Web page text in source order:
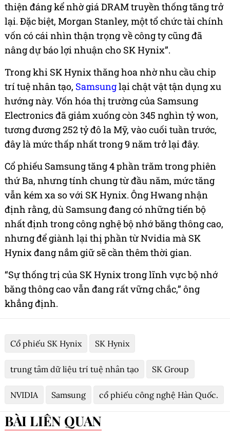
thiện đáng kể nhờ giá DRAM truyền thống tăng trở
lại. Đặc biệt, Morgan Stanley, một tổ chức tài chính
vốn có cái nhìn thận trọng về công ty cũng đã
nâng dự báo lợi nhuận cho SK Hynix”.
Trong khi SK Hynix thăng hoa nhờ nhu cầu chip
trí tuệ nhân tạo, Samsunglại chật vật tận dụng xu
hướng này. Vốn hóa thị trường của Samsung
Electronics đã giảm xuống còn 345 nghìn tỷ won,
tương đương 252 tỷ đô la Mỹ, vào cuối tuần trước,
đây là mức thấp nhất trong 9 năm trở lại đây.
Cổ phiếu Samsung tăng 4 phần trăm trong phiên
thứ Ba, nhưng tính chung từ đầu năm, mức tăng
vẫn kém xa so với SK Hynix. Ông Hwang nhận
định rằng, dù Samsung đang có những tiến bộ
nhất định trong công nghệ bộ nhớ băng thông cao,
nhưng để giành lại thị phần từ Nvidia mà SK
Hynix đang nắm giữ sẽ cần thêm thời gian.
“Sự thống trị của SK Hynix trong lĩnh vực bộ nhớ
băng thông cao vẫn đang rất vững chắc,” ông
khẳng định.
Cổ phiếu SK Hynix SK Hynix
trung tâm dữ liệu trí tuệ nhân tạo SK Group
NVIDIA Samsung cổ phiếu công nghệ Hàn Quốc.
BÀI LIÊN QUAN